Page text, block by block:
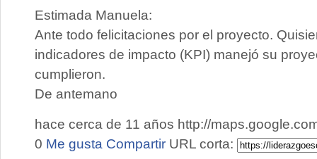
Estimada Manuela:
Ante todo felicitaciones por el proyecto.
indicadores de impacto (KPI) manejó su
cumplieron.
De antemano
hace cerca de 11 años http://
0 Me gusta Compartir URL corta: